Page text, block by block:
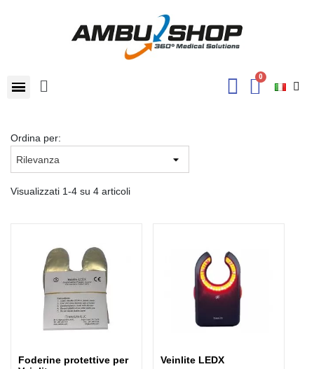
Ordina per:
Visualizzati 1-4 su 4 articoli
Foderine protettive per
Veinlite LEDX